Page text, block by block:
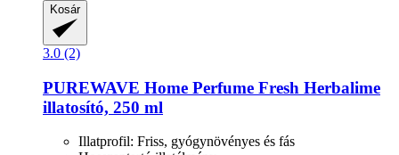
Kosár
3.0 (2)
PUREWAVE Home Perfume Fresh Herbalime
illatosító, 250 ml
Illatprofil: Friss, gyógynövényes és fás